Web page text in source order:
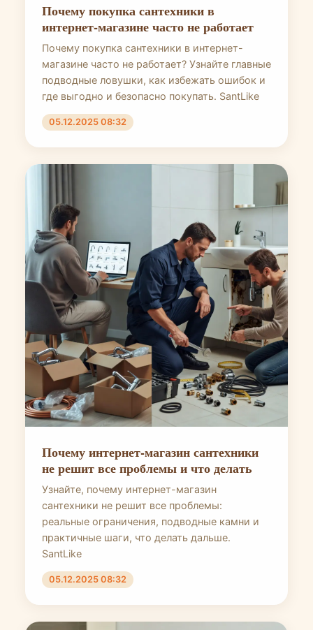
Почему покупка сантехники в
интернет-магазине часто не работает
Почему покупка сантехники в интернет-
магазине часто не работает? Узнайте главные
подводные ловушки, как избежать ошибок и
где выгодно и безопасно покупать. SantLike
05.12.2025 08:32
Почему интернет-магазин сантехники
не решит все проблемы и что делать
Узнайте, почему интернет-магазин
сантехники не решит все проблемы:
реальные ограничения, подводные камни и
практичные шаги, что делать дальше.
SantLike
05.12.2025 08:32